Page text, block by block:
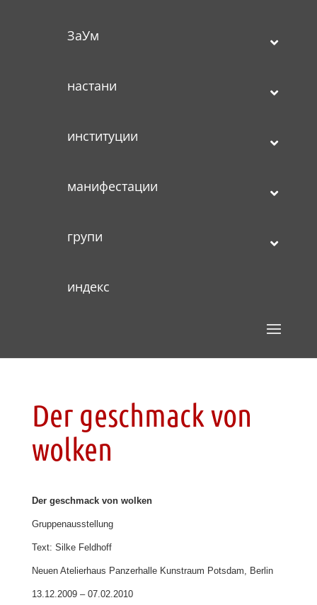
ЗаУм
настани
институции
манифестации
групи
индекс
Der geschmack von
wolken
Der geschmack von wolken
Gruppenausstellung
Text: Silke Feldhoff
Neuen Atelierhaus Panzerhalle Kunstraum Potsdam, Berlin
13.12.2009 – 07.02.2010